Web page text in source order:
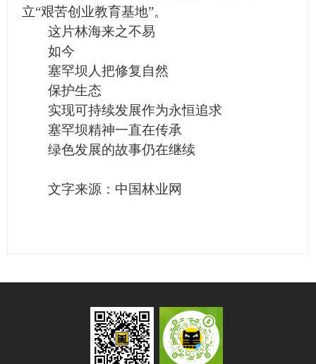
立“艰苦创业教育基地”。
这片林海来之不易
如今
塞罕坝人把修复自然
保护生态
实现可持续发展作为永恒追求
塞罕坝精神一直在传承
绿色发展的故事仍在继续
文字来源：中国林业网